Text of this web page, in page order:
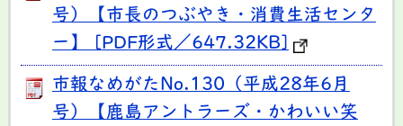
号）【市長のつぶやき・消費生活センタ
ー】 [PDF形式／647.32KB]
市報なめがたNo.130（平成28年6月
号）【鹿島アントラーズ・かわいい笑